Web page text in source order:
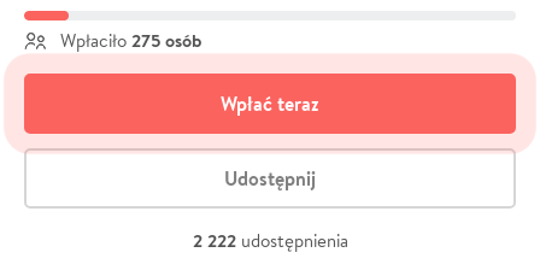
Wpłaciło 275 osób
Wpłać teraz
Udostępnij
2 222 udostępnienia